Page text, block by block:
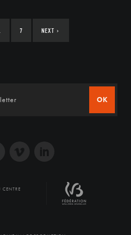
7 NEXT ›
OK